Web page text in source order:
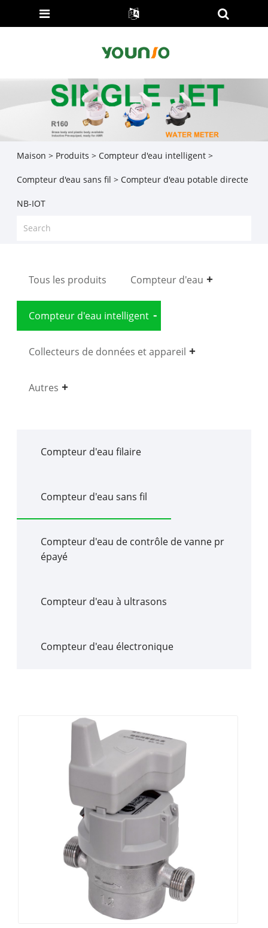
Maison > Produits > Compteur d'eau intelligent>
Compteur d'eau sans fil > Compteur d'eau potable directe
NB-IOT
Tous les produits Compteur d'eau
Compteur d'eau intelligent
Collecteurs de données et appareil
Autres
Compteur d'eau filaire
Compteur d'eau sans fil
Compteur d'eau de contrôle de vanne pr
épayé
Compteur d'eau à ultrasons
Compteur d'eau électronique